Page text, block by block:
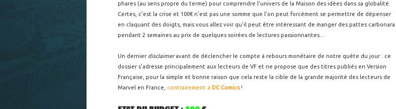
phares (au sens propre du terme) pour comprendre l'univers de la Maison des idées dans sa globalité.
Certes, c'est la crise et 100€ n'est pas une somme que l'on peut forcément se permettre de dépenser
en claquant des doigts, mais vous allez voir qu'il peut être intéressant de manger des pattes carbonara
pendant 2 semaines au prix de quelques soirées de lectures passionnantes...
Un dernier disclaimeravant de déclencher le compte à rebours monétaire de notre quête du jour : ce
dossier s'adresse principalement aux lecteurs de VF et ne propose que des titres publiés en Version
Française, pour la simple et bonne raison que cela reste la cible de la grande majorité des lecteurs de
Marvel en France, contrairement à DC Comics !